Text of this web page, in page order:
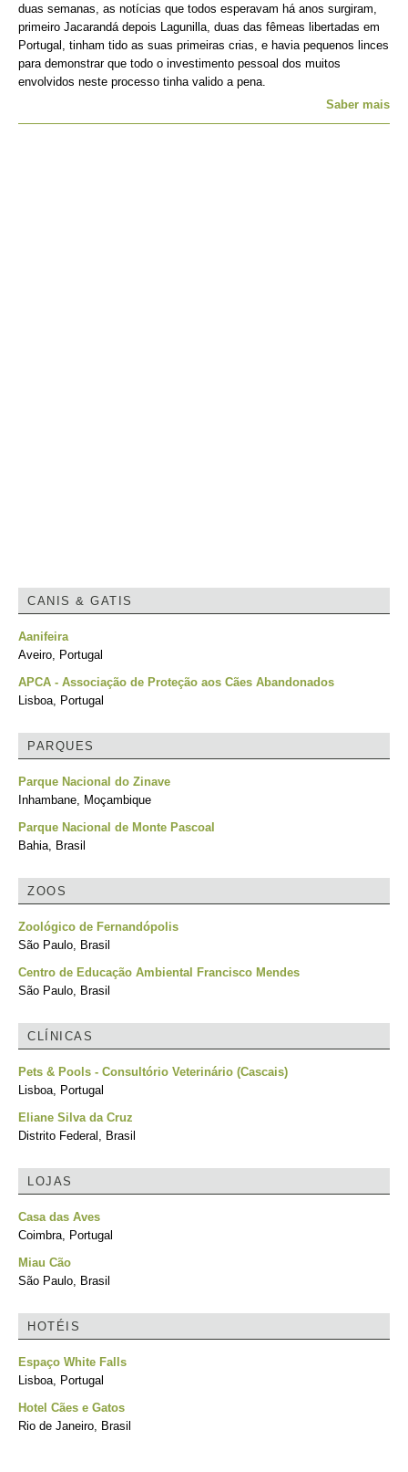
duas semanas, as notícias que todos esperavam há anos surgiram,
primeiro Jacarandá depois Lagunilla, duas das fêmeas libertadas em
Portugal, tinham tido as suas primeiras crias, e havia pequenos linces
para demonstrar que todo o investimento pessoal dos muitos
envolvidos neste processo tinha valido a pena.
Saber mais
CANIS & GATIS
Aanifeira
Aveiro, Portugal
APCA - Associação de Proteção aos Cães Abandonados
Lisboa, Portugal
PARQUES
Parque Nacional do Zinave
Inhambane, Moçambique
Parque Nacional de Monte Pascoal
Bahia, Brasil
ZOOS
Zoológico de Fernandópolis
São Paulo, Brasil
Centro de Educação Ambiental Francisco Mendes
São Paulo, Brasil
CLÍNICAS
Pets & Pools - Consultório Veterinário (Cascais)
Lisboa, Portugal
Eliane Silva da Cruz
Distrito Federal, Brasil
LOJAS
Casa das Aves
Coimbra, Portugal
Miau Cão
São Paulo, Brasil
HOTÉIS
Espaço White Falls
Lisboa, Portugal
Hotel Cães e Gatos
Rio de Janeiro, Brasil